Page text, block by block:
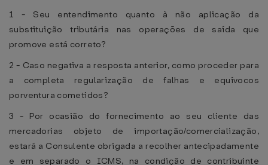
1 - Seu entendimento quanto à não aplicação da
substituição tributária nas operações de saída que
promove está correto?
2 - Caso negativa a resposta anterior, como proceder para
a completa regularização de falhas e equívocos
porventura cometidos?
3 - Por ocasião do fornecimento ao seu cliente das
mercadorias objeto de importação/comercialização,
estará a Consulente obrigada a recolher antecipadamente
e em separado o ICMS, na condição de contribuinte